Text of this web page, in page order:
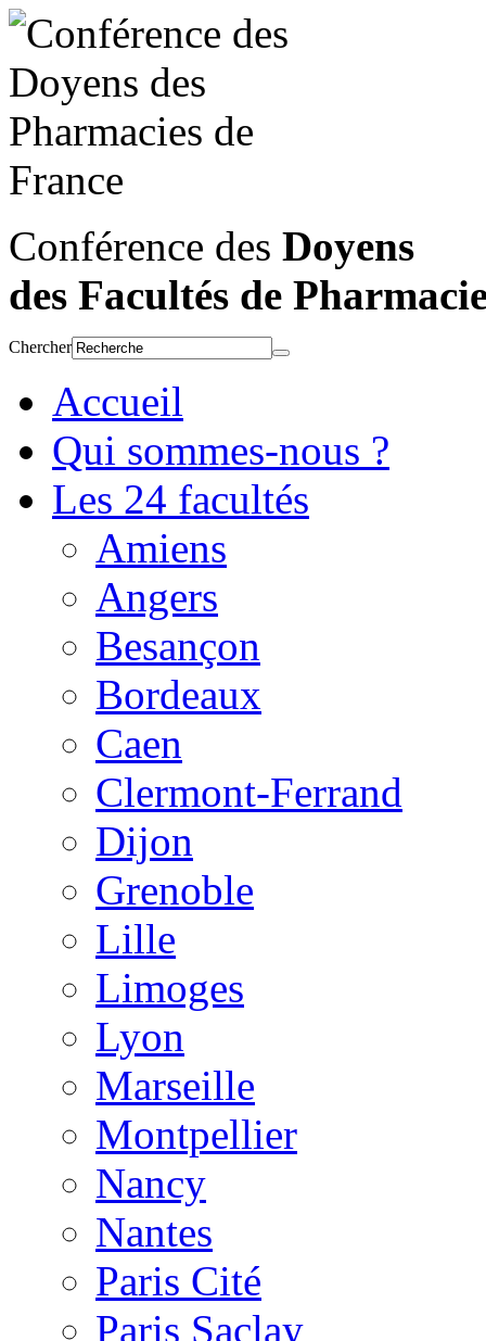
Conférence des Doyens
des Facultés de
Chercher
Accueil
Qui sommes-nous ?
Les 24 facultés
Amiens
Angers
Besançon
Bordeaux
Caen
Clermont-Ferrand
Dijon
Grenoble
Lille
Limoges
Lyon
Marseille
Montpellier
Nancy
Nantes
Paris Cité
Paris Saclay